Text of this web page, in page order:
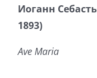
Иоганн
1893)
AveMaria